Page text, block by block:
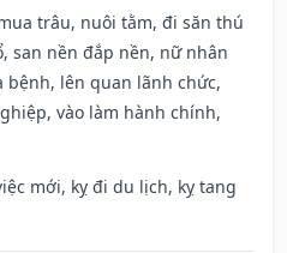
trâu, nuôi tằm, đi săn thú
san nền đắp nền, nữ nhân
bệnh, lên quan lãnh chức,
vào làm hành chính,
mới, kỵ đi du lịch, kỵ tang